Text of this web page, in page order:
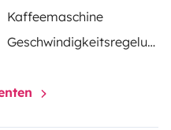
Kaffeemaschine
Geschwindigkeitsregelung